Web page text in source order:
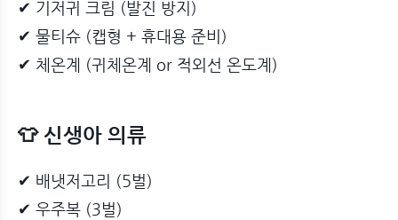
✔ 기저귀 크림 (발진 방지)
✔ 물티슈 (캡형 + 휴대용 준비)
✔ 체온계 (귀체온계 or 적외선 온도계)
👕 신생아 의류
✔ 배냇저고리 (5벌)
✔ 우주복 (3벌)